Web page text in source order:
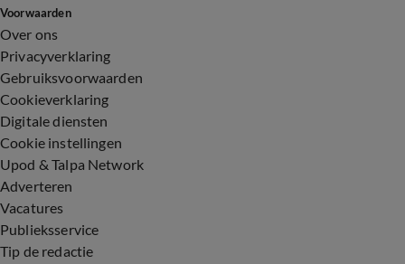
Voorwaarden
Over ons
Privacyverklaring
Gebruiksvoorwaarden
Cookieverklaring
Digitale diensten
Cookie instellingen
Upod & Talpa Network
Adverteren
Vacatures
Publieksservice
Tip de redactie